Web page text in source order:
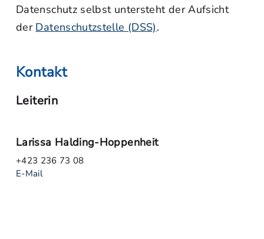
Datenschutz selbst untersteht der Aufsicht
der Datenschutzstelle (DSS).
Kontakt
Leiterin
Larissa Halding-Hoppenheit
+423 236 73 08
E-Mail